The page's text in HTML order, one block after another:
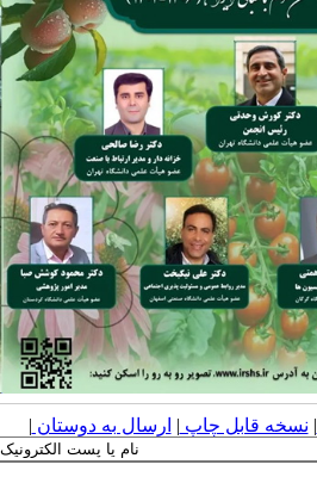
نسخه قابل چاپ| ارسال به دوستان|